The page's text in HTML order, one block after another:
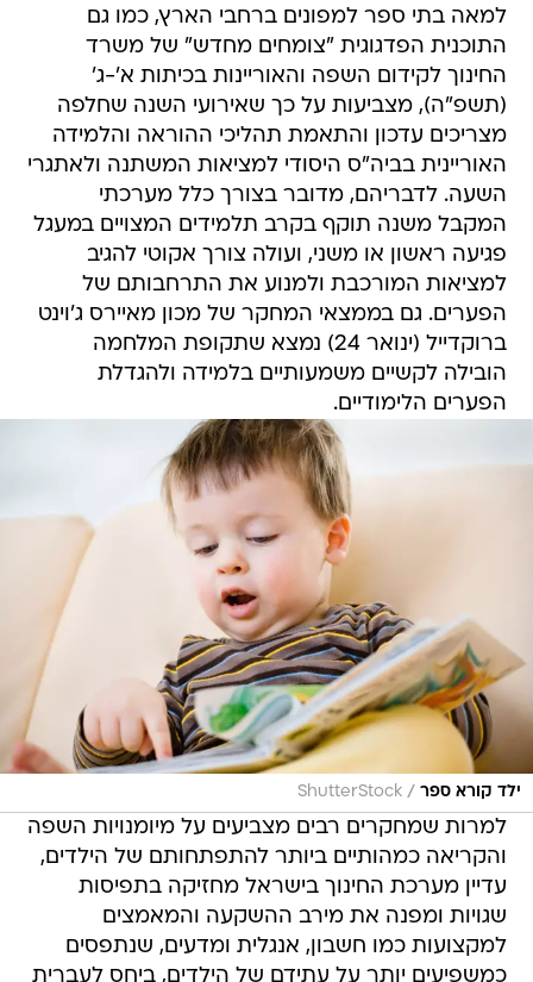
למאה בתי ספר למפונים ברחבי הארץ, כמו גם
התוכנית הפדגוגית "צומחים מחדש" של משרד
החינוך לקידום השפה והאוריינות בכיתות א'-ג'
(תשפ"ה), מצביעות על כך שאירועי השנה שחלפה
מצריכים עדכון והתאמת תהליכי ההוראה והלמידה
האוריינית בביה"ס היסודי למציאות המשתנה ולאתגרי
השעה. לדבריהם, מדובר בצורך כלל מערכתי
המקבל משנה תוקף בקרב תלמידים המצויים במעגל
פגיעה ראשון או משני, ועולה צורך אקוטי להגיב
למציאות המורכבת ולמנוע את התרחבותם של
הפערים. גם בממצאי המחקר של מכון מאיירס ג'וינט
ברוקדייל (ינואר 24) נמצא שתקופת המלחמה
הובילה לקשיים משמעותיים בלמידה ולהגדלת
הפערים הלימודיים.
ילד קורא ספר /
ShutterStock
למרות שמחקרים רבים מצביעים על מיומנויות השפה
והקריאה כמהותיים ביותר להתפתחותם של הילדים,
עדיין מערכת החינוך בישראל מחזיקה בתפיסות
שגויות ומפנה את מירב ההשקעה והמאמצים
למקצועות כמו חשבון, אנגלית ומדעים, שנתפסים
כמשפיעים יותר על עתידם של הילדים, ביחס לעברית